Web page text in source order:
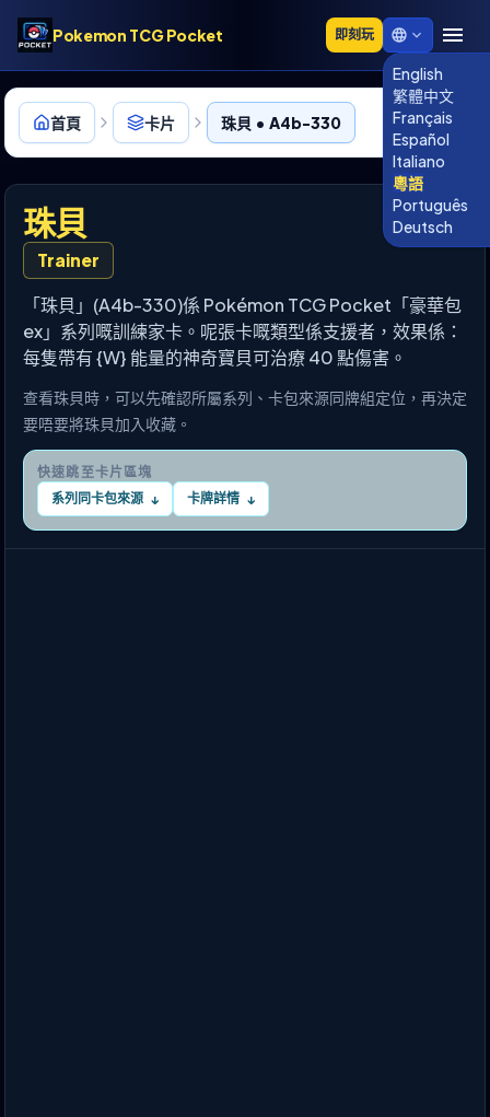
Pokemon TCG Pocket 即刻玩
English
繁體中文
Français
Español
Italiano
粵語
Português
Deutsch
首頁 卡片 珠貝 • A4b-330
珠貝
Trainer
「珠貝」(A4b-330)係 Pokémon TCG Pocket「豪華包
ex」系列嘅訓練家卡。呢張卡嘅類型係支援者，效果係：
每隻帶有 {W} 能量的神奇寶貝可治療 40 點傷害。
查看珠貝時，可以先確認所屬系列、卡包來源同牌組定位，再決定
要唔要將珠貝加入收藏。
快速跳至卡片區塊
系列同卡包來源 ↓ 卡牌詳情 ↓